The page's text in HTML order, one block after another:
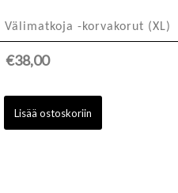
Välimatkoja -korvakorut (XL)
€38,00
Lisää ostoskoriin